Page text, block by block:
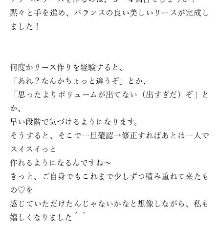
黙々と手を進め、バランスの良い美しいリースが完成し
ました！
何度かリース作りを経験すると、
「あれ？なんかちょっと違うぞ」とか、
「思ったよりボリュームが出てない（出すぎだ）ぞ」と
か、
早い段階で気づけるようになります。
そうすると、そこで一旦確認→修正すればあとは一人で
スイスイっと
作れるようになるんですね〜
きっと、ご自身でもこれまで少しずつ積み重ねて来たも
の♡を
感じていただけたんじゃないかなと想像しながら、私も
嬉しくなりました＾＾